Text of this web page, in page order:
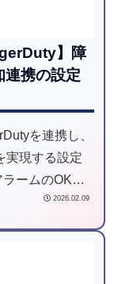
】障
連携の設定
を連携し、
実現する設定
ームのOKア
を自動化・効
2026.02.09